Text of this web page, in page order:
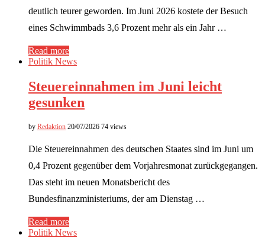
deutlich teurer geworden. Im Juni 2026 kostete der Besuch
eines Schwimmbads 3,6 Prozent mehr als ein Jahr …
Read more
Politik News
Steuereinnahmen im Juni leicht
gesunken
by Redaktion 20/07/2026 74 views
Die Steuereinnahmen des deutschen Staates sind im Juni um
0,4 Prozent gegenüber dem Vorjahresmonat zurückgegangen.
Das steht im neuen Monatsbericht des
Bundesfinanzministeriums, der am Dienstag …
Read more
Politik News